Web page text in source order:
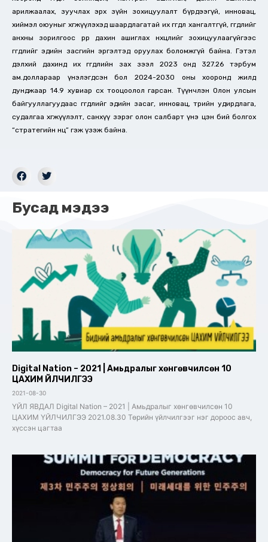
арилжаалах, зуучлах эрх зүйн зохицуулалт бүрдээгүй, инновац,
хиймэл оюуныг хөгжүүлэхэд шаардлагатай их өгөгдөл хангалтгүй, өгөгдлийг
анхны зорилгоос өөрөөр дахин ашиглах нөхцөлийг зохицуулаагүйгээс
өгөгдлийг эдийн засгийн эргэлтэд оруулах боломжгүй байна. Гэтэл
дэлхий дахинд их өгөгдлийн зах зээл 2023 онд 327.26 тэрбум
ам.доллараар үнэлэгдсэн бол 2024-2030 оны хооронд жилд
дунджаар 14.9 хувиар өсөх тооцоолол гарсан. Түүнчлэн Олон улсын
байгууллагуудаас өгөгдлийг эдийн засаг, инновац, төрийн удирдлага,
судалгаа хөгжүүлэлт, санхүү зэрэг олон салбарт үнэ цэн бий болгох
“стратегийн нөөц” гэж үзэж байна.
Бусад мэдээ
Digital Nation – 2021 | Амьдралыг хөнгөвчилсөн 10
ЦАХИМ ҮЙЛЧИЛГЭЭ
2021-08-30
ҮЙЛ ЯВДАЛ Digital Nation – 2021 | Амьдралыг хөнгөвчилсөн 10
ЦАХИМ ҮЙЛЧИЛГЭЭ 2021.08.30 Төрийн үйлчилгээг нэг дороос авч,
хүссэн цагтаа